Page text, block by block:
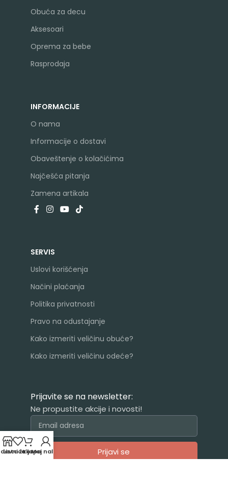
Obuća za decu
Aksesoari
Oprema za bebe
Rasprodaja
INFORMACIJE
O nama
Informacije o dostavi
Obaveštenje o kolačićima
Najčešća pitanja
Zamena artikala
SERVIS
Uslovi korišćenja
Načini plaćanja
Politika privatnosti
Pravo na odustajanje
Kako izmeriti veličinu obuće?
Kako izmeriti veličinu odeće?
Prijavite se na newsletter:
Ne propustite akcije i novosti!
Prijavi se
Lista željaKorpaMoj nalog